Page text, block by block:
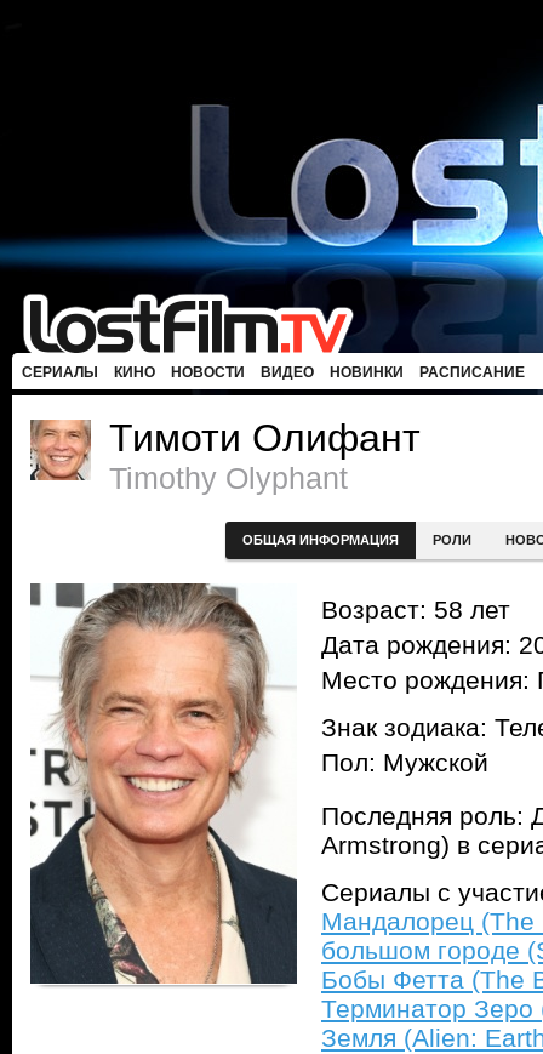
СЕРИАЛЫ КИНО НОВОСТИ ВИДЕО НОВИНКИ РАСПИСАНИЕ
Тимоти Олифант
Timothy Olyphant
ОБЩАЯ ИНФОРМАЦИЯ РОЛИ
Возраст: 58 лет
Дата рождения:
Место рождения:
Знак зодиака:
Пол: Мужской
Последняя роль:
Armstrong) в
Сериалы с
Мандалорец (The
большом городе
Бобы Фетта (The
Терминатор Зеро
Земля (Alien: